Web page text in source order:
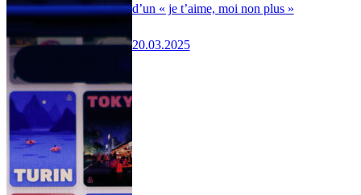
d’un « je t’aime, moi non plus »
20.03.2025